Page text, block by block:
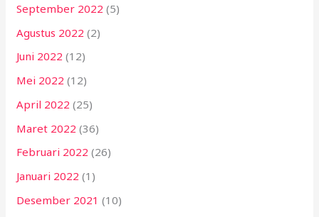
September 2022 (5)
Agustus 2022 (2)
Juni 2022 (12)
Mei 2022 (12)
April 2022 (25)
Maret 2022 (36)
Februari 2022 (26)
Januari 2022 (1)
Desember 2021 (10)